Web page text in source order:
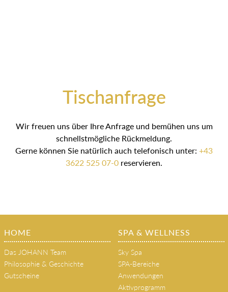
Tischanfrage
Wir freuen uns über Ihre Anfrage und bemühen uns um
schnellstmögliche Rückmeldung.
Gerne können Sie natürlich auch telefonisch unter: +43
3622 525 07-0 reservieren.
HOME
Das JOHANN Team
Philosophie & Geschichte
Gutscheine
SPA & WELLNESS
Sky Spa
SPA-Bereiche
Anwendungen
Aktivprogramm